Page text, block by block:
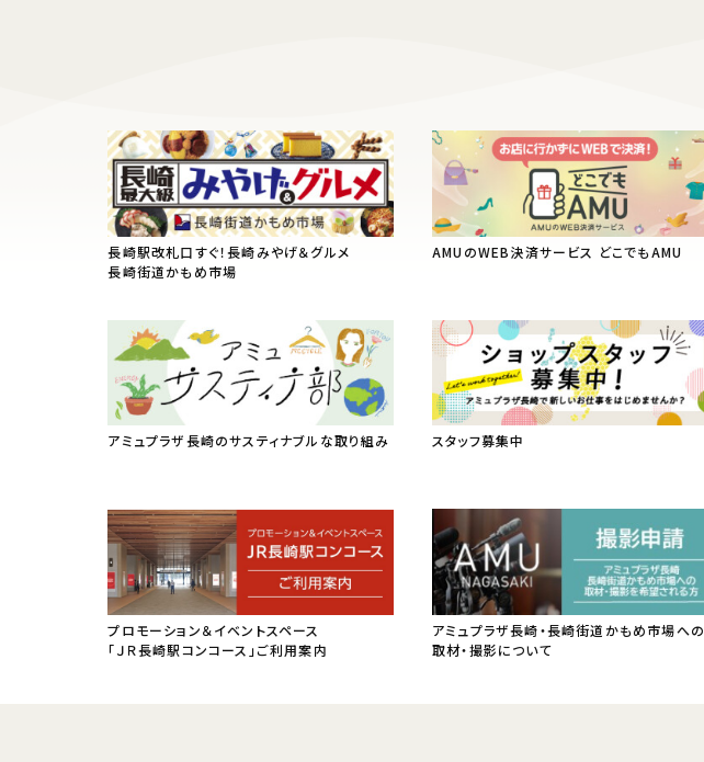
長崎駅改札口すぐ！長崎みやげ＆グルメ
長崎街道かもめ市場
AMUのWEB決済サービス どこでもAMU
アミュプラザ長崎のサスティナブルな取り組み スタッフ募集中
プロモーション＆イベントスペース
「ＪＲ長崎駅コンコース」ご利用案内
アミュプラザ長崎・長崎街道かもめ市場への
取材・撮影について